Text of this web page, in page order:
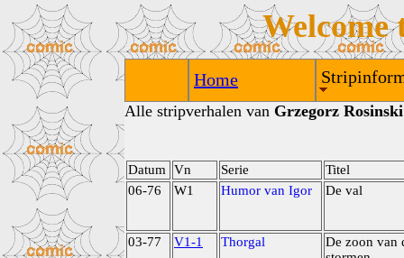
Welcome
Home
Alle stripverhalen van Grzegorz Rosinski
Datum Vn Serie
Titel
06-76
W1 Humor van Igor De val
03-77 V1-1 Thorgal
De zoon van